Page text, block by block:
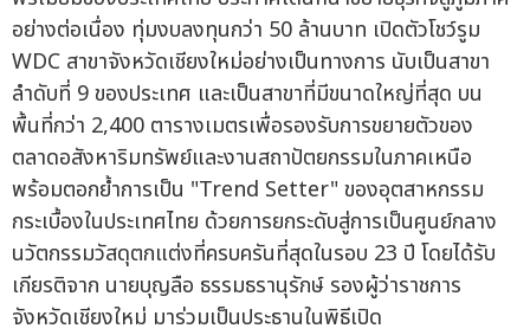
อย่างต่อเนื่อง ทุ่มงบลงทุนกว่า 50 ล้านบาท เปิดตัวโชว์รูม
WDC สาขาจังหวัดเชียงใหม่อย่างเป็นทางการ นับเป็นสาขา
ลำดับที่ 9 ของประเทศ และเป็นสาขาที่มีขนาดใหญ่ที่สุด บน
พื้นที่กว่า 2,400 ตารางเมตรเพื่อรองรับการขยายตัวของ
ตลาดอสังหาริมทรัพย์และงานสถาปัตยกรรมในภาคเหนือ
พร้อมตอกย้ำการเป็น "Trend Setter" ของอุตสาหกรรม
กระเบื้องในประเทศไทย ด้วยการยกระดับสู่การเป็นศูนย์กลาง
นวัตกรรมวัสดุตกแต่งที่ครบครันที่สุดในรอบ 23 ปี โดยได้รับ
เกียรติจาก นายบุญลือ ธรรมธรานุรักษ์ รองผู้ว่าราชการ
จังหวัดเชียงใหม่ มาร่วมเป็นประธานในพิธีเปิด